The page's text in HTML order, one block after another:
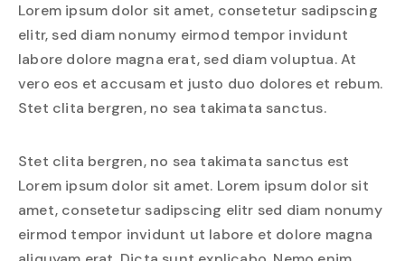
Lorem ipsum dolor sit amet, consetetur sadipscing
elitr, sed diam nonumy eirmod tempor invidunt
labore dolore magna erat, sed diam voluptua. At
vero eos et accusam et justo duo dolores et rebum.
Stet clita bergren, no sea takimata sanctus.
Stet clita bergren, no sea takimata sanctus est
Lorem ipsum dolor sit amet. Lorem ipsum dolor sit
amet, consetetur sadipscing elitr sed diam nonumy
eirmod tempor invidunt ut labore et dolore magna